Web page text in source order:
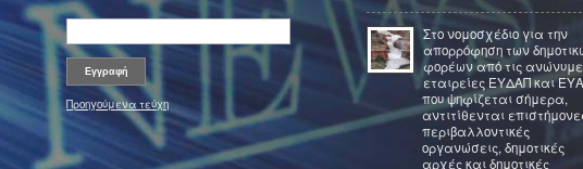
Προηγούμενα τεύχη
Στο νομοσχέδιο για την
απορρόφηση των
φορέων από τις
εταιρείες ΕΥΔΑΠ και
που ψηφίζεται σήμερα,
αντιτίθενται
περιβαλλοντικές
οργανώσεις, δημοτικές
αρχές και δημοτικές